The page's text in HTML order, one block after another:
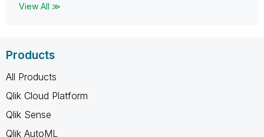
View All ≫
Products
All Products
Qlik Cloud Platform
Qlik Sense
Qlik AutoML